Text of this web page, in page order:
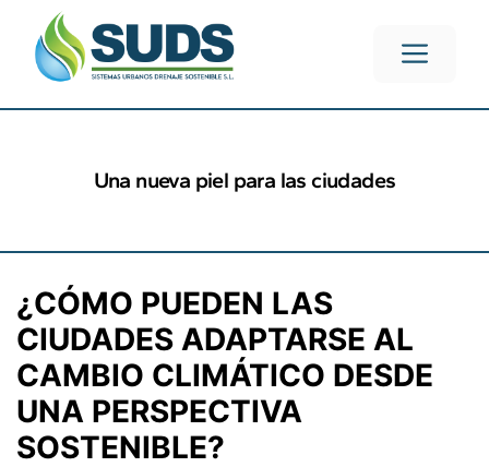
Una nueva piel para las ciudades
¿CÓMO PUEDEN LAS
CIUDADES ADAPTARSE AL
CAMBIO CLIMÁTICO DESDE
UNA PERSPECTIVA
SOSTENIBLE?